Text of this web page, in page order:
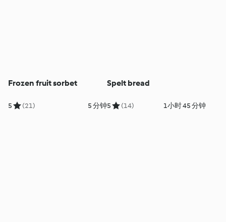
Frozen fruit sorbet
5 (21) 5 分钟
Spelt bread
5 (14) 1小时 45 分钟